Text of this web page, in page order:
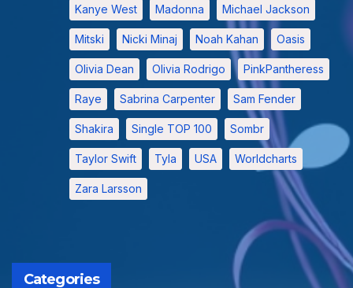
Kanye West Madonna Michael Jackson
Mitski Nicki Minaj Noah Kahan Oasis
Olivia Dean Olivia Rodrigo PinkPantheress
Raye Sabrina Carpenter Sam Fender
Shakira Single TOP 100 Sombr
Taylor Swift Tyla USA Worldcharts
Zara Larsson
Categories